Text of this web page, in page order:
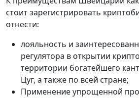
стоит зарегистрировать
отнести:
лояльность и
регулятора в открытии
территории богатейшего
Цуг, а также по всей стране;
Применение упрощенной